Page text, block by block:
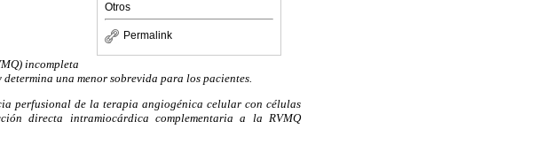
Otros
Permalink
incompleta
una menor sobrevida para los pacientes.
perfusional de la terapia angiogénica celular con células
directa intramiocárdica complementaria a la RVMQ